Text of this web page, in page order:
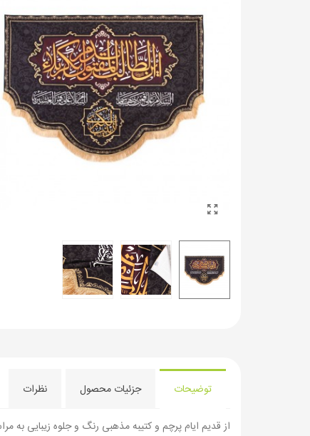
توضیحات جزئیات محصول نظرات
از قدیم ایام پرچم و کتیبه مذهبی رنگ و جلوه زیبایی